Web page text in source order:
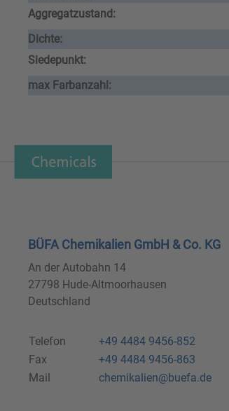
Aggregatzustand:
Dichte:
Siedepunkt:
max Farbanzahl:
BÜFA Chemikalien GmbH & Co. KG
An der Autobahn 14
27798 Hude-Altmoorhausen
Deutschland
Telefon
+49 4484 9456-852
Fax
+49 4484 9456-863
Mail
chemikalien@buefa.de